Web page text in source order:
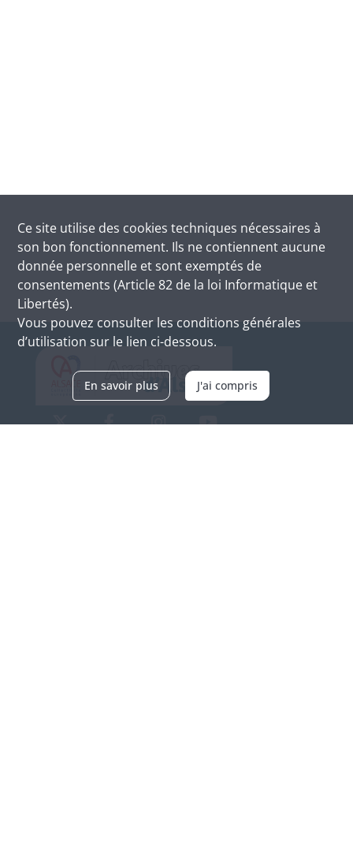
Ce site utilise des cookies techniques nécessaires à
son bon fonctionnement. Ils ne contiennent aucune
donnée personnelle et sont exemptés de
consentements (Article 82 de la loi Informatique et
Libertés).
Vous pouvez consulter les conditions générales
d’utilisation sur le lien ci-dessous.
En savoir plus J'ai compris